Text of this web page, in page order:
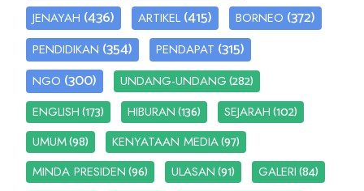
JENAYAH (436) ARTIKEL (415) BORNEO (372)
PENDIDIKAN (354) PENDAPAT (315)
NGO (300) UNDANG-UNDANG(282)
ENGLISH(173) HIBURAN(136) SEJARAH(102)
UMUM(98) KENYATAAN MEDIA(97)
MINDA PRESIDEN(96) ULASAN(91) GALERI(84)